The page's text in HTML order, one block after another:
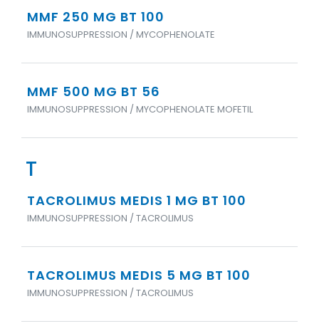
MMF 250 MG BT 100
IMMUNOSUPPRESSION / MYCOPHENOLATE
MMF 500 MG BT 56
IMMUNOSUPPRESSION / MYCOPHENOLATE MOFETIL
T
TACROLIMUS MEDIS 1 MG BT 100
IMMUNOSUPPRESSION / TACROLIMUS
TACROLIMUS MEDIS 5 MG BT 100
IMMUNOSUPPRESSION / TACROLIMUS